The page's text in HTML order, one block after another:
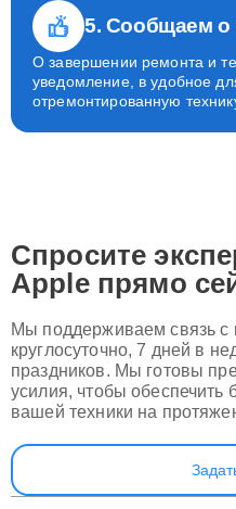
5. Сообщаем о
О завершении ремонта и
уведомление, в удобное
отремонтированную
Спросите
Apple прямо
Мы поддерживаем связь с
круглосуточно, 7 дней в
праздников. Мы готовы
усилия, чтобы обеспечить
вашей техники на